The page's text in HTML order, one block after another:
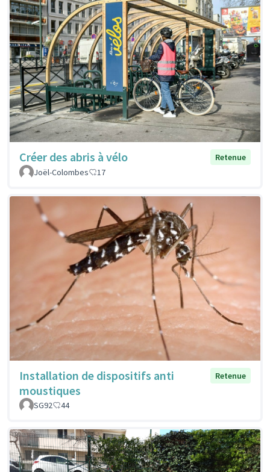
Créer des abris à vélo
Retenue
Joël-Colombes
17
Installation de dispositifs anti
moustiques
Retenue
SG92 44